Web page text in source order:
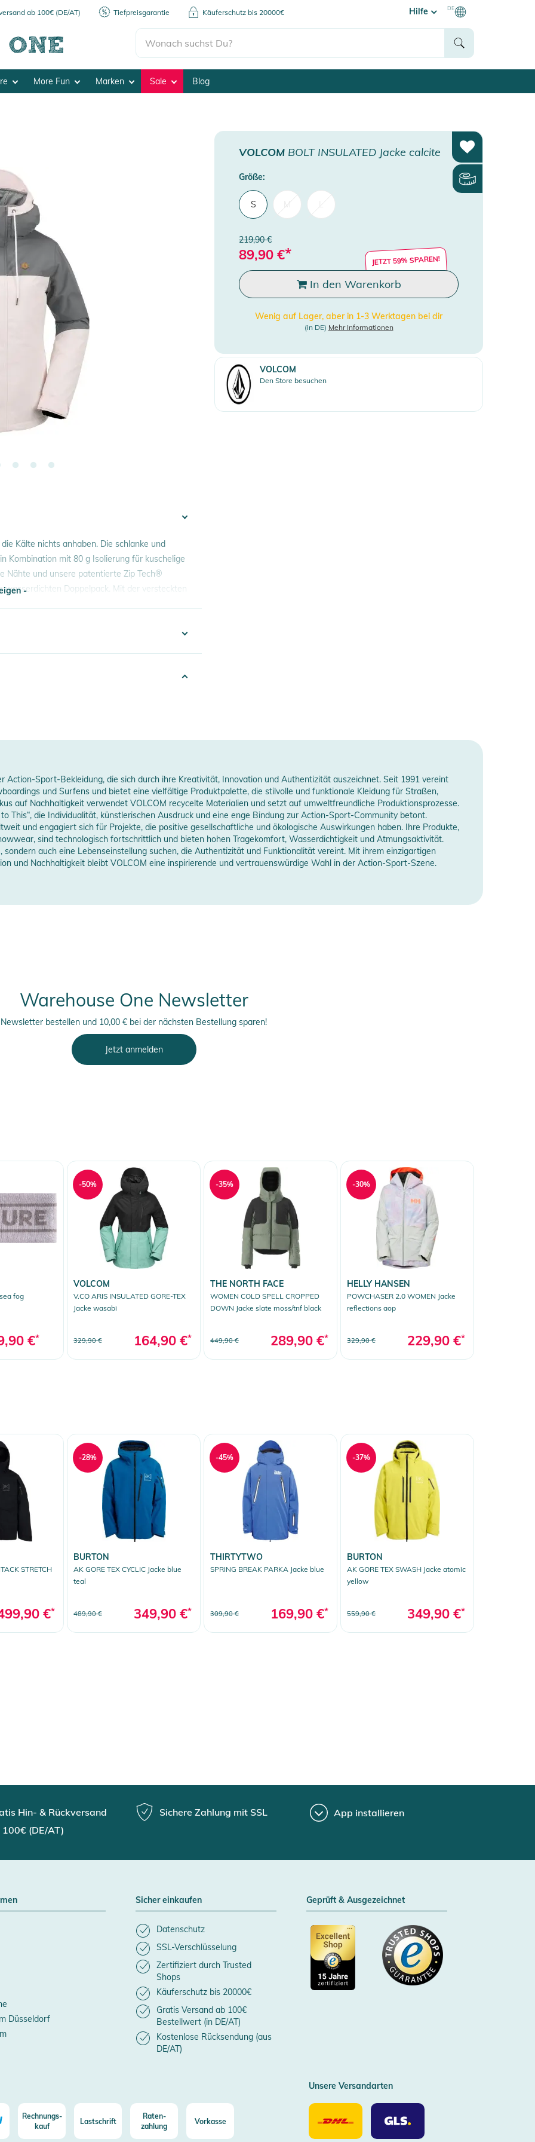
ab 100€ (DE/AT) Tiefpreisgarantie Käuferschutz bis 20000€ Hilfe DE
More Fun Marken Sale Blog
VOLCOM BOLT INSULATED Jacke calcite
Größe:
S
219,90 €
89,90 €* JETZT 59% SPAREN!
In den Warenkorb
Wenig auf Lager, aber in 1-3 Werktagen bei dir
(in DE) Mehr Informationen
VOLCOM
Den Store besuchen
Kälte nichts anhaben. Die schlanke und
Kombination mit 80 g Isolierung für kuschelige
Nähte und unsere patentierte Zip Tech®
wasserdichten Doppelpack. Mit der versteckten
-
Polyester
anzeigen
Action-Sport-Bekleidung, die sich durch ihre Kreativität, Innovation und Authentizität auszeichnet. Seit 1991 vereint
und Surfens und bietet eine vielfältige Produktpalette, die stilvolle und funktionale Kleidung für Straßen,
auf Nachhaltigkeit verwendet VOLCOM recycelte Materialien und setzt auf umweltfreundliche Produktionsprozesse.
This“, die Individualität, künstlerischen Ausdruck und eine enge Bindung zur Action-Sport-Community betont.
und engagiert sich für Projekte, die positive gesellschaftliche und ökologische Auswirkungen haben. Ihre Produkte,
sind technologisch fortschrittlich und bieten hohen Tragekomfort, Wasserdichtigkeit und Atmungsaktivität.
sondern auch eine Lebenseinstellung suchen, die Authentizität und Funktionalität vereint. Mit ihrem einzigartigen
und Nachhaltigkeit bleibt VOLCOM eine inspirierende und vertrauenswürdige Wahl in der Action-Sport-Szene.
Warehouse One Newsletter
Newsletter bestellen und 10,00 € bei der nächsten Bestellung sparen!
Jetzt anmelden
fog
€*
VOLCOM
V.CO ARIS INSULATED GORE-TEX
Jacke wasabi
329,90 € 164,90 €*
-50%
THE NORTH FACE
WOMEN COLD SPELL CROPPED
DOWN Jacke slate moss/tnf black
449,90 € 289,90 €*
-35%
HELLY HANSEN
POWCHASER 2.0 WOMEN Jacke
reflections aop
329,90 € 229,90 €*
-30%
STRETCH
€*
BURTON
AK GORE TEX CYCLIC Jacke blue
teal
489,90 € 349,90 €*
-28%
THIRTYTWO
SPRING BREAK PARKA Jacke blue
309,90 € 169,90 €*
-45%
BURTON
AK GORE TEX SWASH Jacke atomic
yellow
559,90 € 349,90 €*
-37%
Hin- & Rückversand
(DE/AT)
Sichere Zahlung mit SSL App installieren
Düsseldorf
Sicher einkaufen
Datenschutz
SSL-Verschlüsselung
Zertifiziert durch Trusted
Shops
Käuferschutz bis 20000€
Gratis Versand ab 100€
Bestellwert (in DE/AT)
Kostenlose Rücksendung (aus
DE/AT)
Geprüft & Ausgezeichnet
Rechnungs-
kauf
Lastschrift
Raten-
zahlung
Vorkasse
Unsere Versandarten
Unsere
Versandarten
DHL
Unsere
Versandarten
GLS